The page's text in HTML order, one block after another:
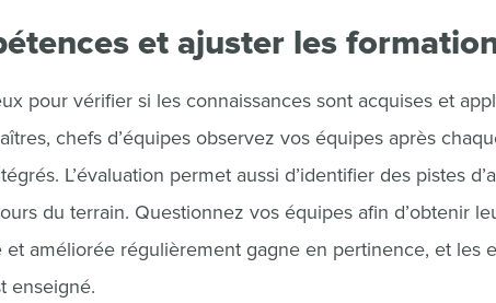
et ajuster les
pour vérifier si les connaissances sont acquises et
chefs d’équipes observez vos équipes après
L’évaluation permet aussi d’identifier des pistes
du terrain. Questionnez vos équipes afin d’obtenir
améliorée régulièrement gagne en pertinence, et les
enseigné.